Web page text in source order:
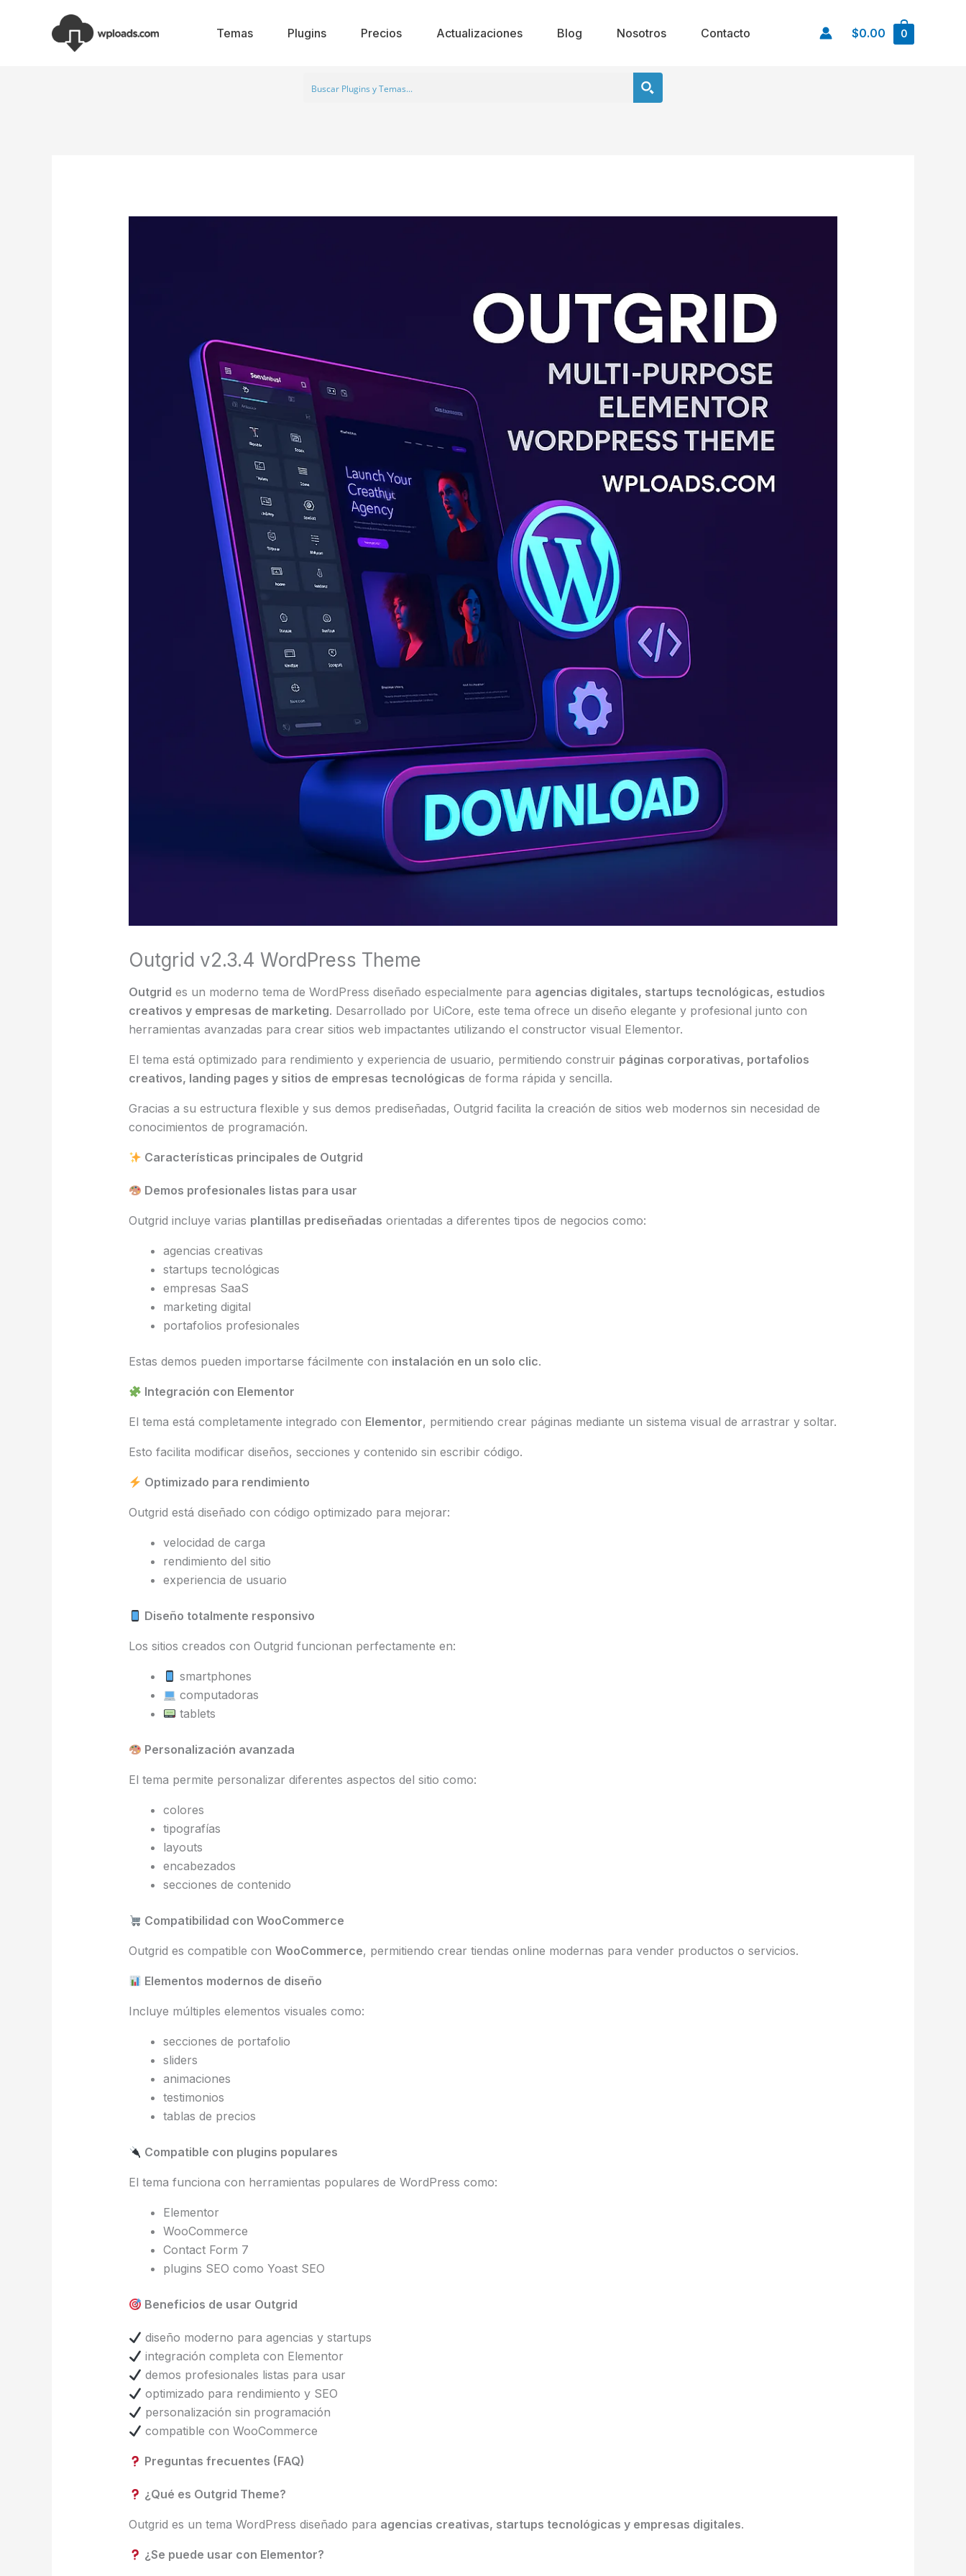
Temas Plugins Precios Actualizaciones Blog Nosotros Contacto $0.00 0
Outgrid v2.3.4 WordPress Theme
Outgrid es un moderno tema de WordPress diseñado especialmente para agencias digitales, startups tecnológicas, estudios
creativos y empresas de marketing. Desarrollado por UiCore, este tema ofrece un diseño elegante y profesional junto con
herramientas avanzadas para crear sitios web impactantes utilizando el constructor visual Elementor.
El tema está optimizado para rendimiento y experiencia de usuario, permitiendo construir páginas corporativas, portafolios
creativos, landing pages y sitios de empresas tecnológicas de forma rápida y sencilla.
Gracias a su estructura flexible y sus demos prediseñadas, Outgrid facilita la creación de sitios web modernos sin necesidad de
conocimientos de programación.
Características principales de Outgrid
Demos profesionales listas para usar
Outgrid incluye varias plantillas prediseñadas orientadas a diferentes tipos de negocios como:
agencias creativas
startups tecnológicas
empresas SaaS
marketing digital
portafolios profesionales
Estas demos pueden importarse fácilmente con instalación en un solo clic.
Integración con Elementor
El tema está completamente integrado con Elementor, permitiendo crear páginas mediante un sistema visual de arrastrar y soltar.
Esto facilita modificar diseños, secciones y contenido sin escribir código.
Optimizado para rendimiento
Outgrid está diseñado con código optimizado para mejorar:
velocidad de carga
rendimiento del sitio
experiencia de usuario
Diseño totalmente responsivo
Los sitios creados con Outgrid funcionan perfectamente en:
smartphones
computadoras
tablets
Personalización avanzada
El tema permite personalizar diferentes aspectos del sitio como:
colores
tipografías
layouts
encabezados
secciones de contenido
Compatibilidad con WooCommerce
Outgrid es compatible con WooCommerce, permitiendo crear tiendas online modernas para vender productos o servicios.
Elementos modernos de diseño
Incluye múltiples elementos visuales como:
secciones de portafolio
sliders
animaciones
testimonios
tablas de precios
Compatible con plugins populares
El tema funciona con herramientas populares de WordPress como:
Elementor
WooCommerce
Contact Form 7
plugins SEO como Yoast SEO
Beneficios de usar Outgrid
diseño moderno para agencias y startups
integración completa con Elementor
demos profesionales listas para usar
optimizado para rendimiento y SEO
personalización sin programación
compatible con WooCommerce
Preguntas frecuentes (FAQ)
¿Qué es Outgrid Theme?
Outgrid es un tema WordPress diseñado para agencias creativas, startups tecnológicas y empresas digitales.
¿Se puede usar con Elementor?